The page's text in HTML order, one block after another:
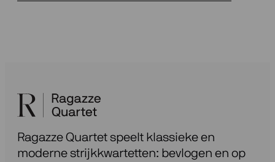
Ragazze Quartet speelt klassieke en
moderne strijkkwartetten: bevlogen en op